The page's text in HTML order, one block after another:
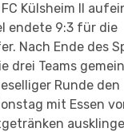
Külsheim II
endete 9:3 für die
Nach Ende des
drei Teams
Runde den
mit Essen